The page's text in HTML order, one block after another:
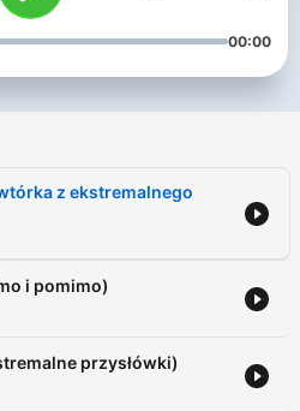
00:00
z ekstremalnego
i pomimo)
przysłówki)